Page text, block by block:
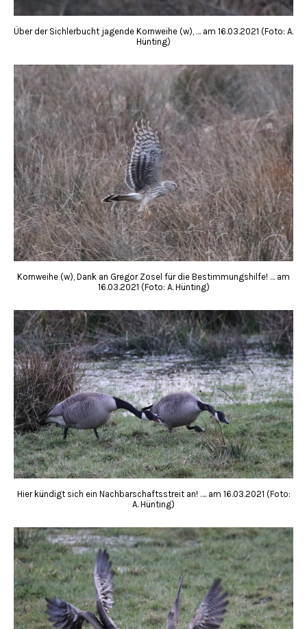
Über der Sichlerbucht jagende Kornweihe (w), … am 16.03.2021 (Foto: A.
Hünting)
Kornweihe (w), Dank an Gregor Zosel für die Bestimmungshilfe! … am
16.03.2021 (Foto: A. Hünting)
Hier kündigt sich ein Nachbarschaftsstreit an! …. am 16.03.2021 (Foto:
A. Hünting)